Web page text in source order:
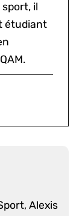
il
étudiant
Alexis